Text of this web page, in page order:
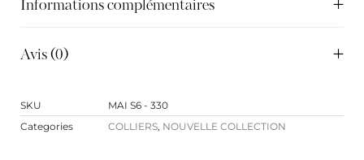
Informations complémentaires
Avis (0)
SKU
MAI S6 - 330
Categories
COLLIERS, NOUVELLE COLLECTION